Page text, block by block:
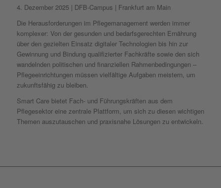
4. Dezember 2025 | DFB-Campus | Frankfurt am Main
Die Herausforderungen im Pflegemanagement werden immer
komplexer: Von der gesunden und bedarfsgerechten Ernährung
über den gezielten Einsatz digitaler Technologien bis hin zur
Gewinnung und Bindung qualifizierter Fachkräfte sowie den sich
wandelnden politischen und finanziellen Rahmenbedingungen –
Pflegeeinrichtungen müssen vielfältige Aufgaben meistern, um
zukunftsfähig zu bleiben.
Smart Care bietet Fach- und Führungskräften aus dem
Pflegesektor eine zentrale Plattform, um sich zu diesen wichtigen
Themen auszutauschen und praxisnahe Lösungen zu entwickeln.